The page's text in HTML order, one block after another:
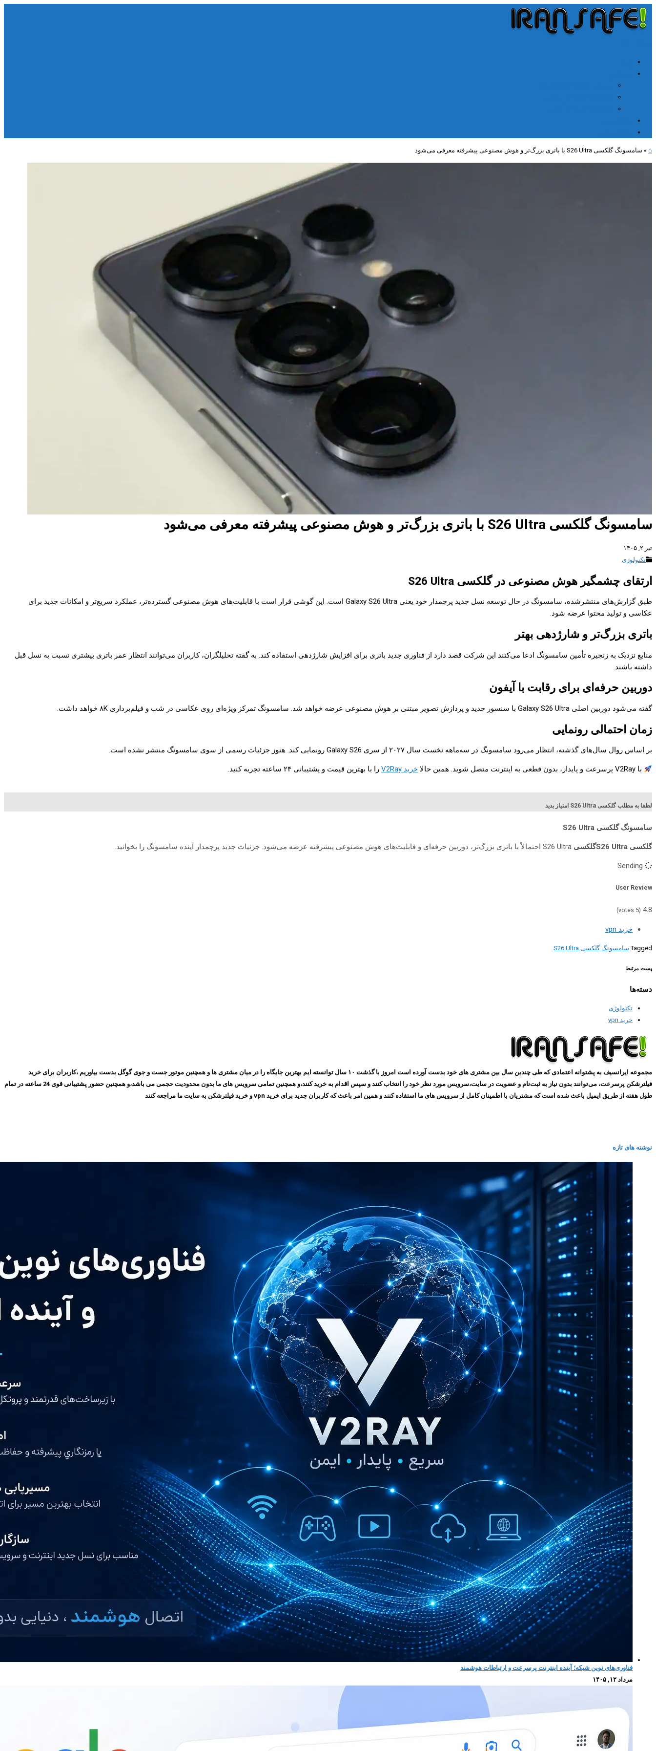
⌂
» سامسونگ گلکسی S26 Ultra با باتری بزرگ‌تر و هوش مصنوعی پیشرفته معرفی می‌شود
سامسونگ گلکسی S26 Ultra با باتری بزرگ‌تر و هوش مصنوعی پیشرفته معرفی می‌شود
تیر ۲, ۱۴۰۵
تکنولوژی
ارتقای چشمگیر هوش مصنوعی در گلکسی S26 Ultra
طبق گزارش‌های منتشرشده، سامسونگ در حال توسعه نسل جدید پرچمدار خود یعنی Galaxy S26 Ultra است. این گوشی قرار است با قابلیت‌های هوش مصنوعی گسترده‌تر، عملکرد سریع‌تر و امکانات جدید برای
عکاسی و تولید محتوا عرضه شود.
باتری بزرگ‌تر و شارژدهی بهتر
منابع نزدیک به زنجیره تأمین سامسونگ ادعا می‌کنند این شرکت قصد دارد از فناوری جدید باتری برای افزایش شارژدهی استفاده کند. به گفته تحلیلگران، کاربران می‌توانند انتظار عمر باتری بیشتری نسبت به نسل قبل
داشته باشند.
دوربین حرفه‌ای برای رقابت با آیفون
گفته می‌شود دوربین اصلی Galaxy S26 Ultra با سنسور جدید و پردازش تصویر مبتنی بر هوش مصنوعی عرضه خواهد شد. سامسونگ تمرکز ویژه‌ای روی عکاسی در شب و فیلم‌برداری ۸K خواهد داشت.
زمان احتمالی رونمایی
بر اساس روال سال‌های گذشته، انتظار می‌رود سامسونگ در سه‌ماهه نخست سال ۲۰۲۷ از سری Galaxy S26 رونمایی کند. هنوز جزئیات رسمی از سوی سامسونگ منتشر نشده است.
با V2Ray پرسرعت و پایدار، بدون قطعی به اینترنت متصل شوید. همین حالا خرید V2Ray را با بهترین قیمت و پشتیبانی ۲۴ ساعته تجربه کنید.
لطفا به مطلب گلکسی S26 Ultra امتیاز بدید
سامسونگ گلکسی S26 Ultra
گلکسی S26 Ultraگلکسی
User Review
4.8
(
5
خرید vpn
Tagged سامسونگ گلکسی S26 Ultra
پست مرتبط
دسته‌ها
تکنولوژی
خرید vpn
مجموعه ایرانسیف به پشتوانه اعتمادی که طی چندین سال بین مشتری های خود بدست آورده است امروز با گذشت ۱۰ سال توانسته ایم بهترین جایگاه را در میان مشتری ها و همچنین موتور جست و جوی گوگل بدست بیاوریم ،کاربران برای خرید
فیلترشکن پرسرعت، می‌توانند بدون نیاز به ثبت‌نام و عضویت در سایت،سرویس مورد نظر خود را انتخاب کنند و سپس اقدام به خرید کنند،و همچنین تمامی سرویس های ما بدون محدودیت حجمی می باشد،و همچنین حضور پشتیبانی قوی 24 ساعته در تمام
طول هفته از طریق ایمیل باعث شده است که مشتریان با اطمینان کامل از سرویس های ما استفاده کنند و همین امر باعث که کاربران جدید برای خرید vpn و خرید فیلترشکن به سایت ما مراجعه کنند
نوشته های تازه
فناوری‌های نوین شبکه؛ آینده اینترنت پرسرعت و ارتباطات هوشمند
مرداد ۱۲, ۱۴۰۵